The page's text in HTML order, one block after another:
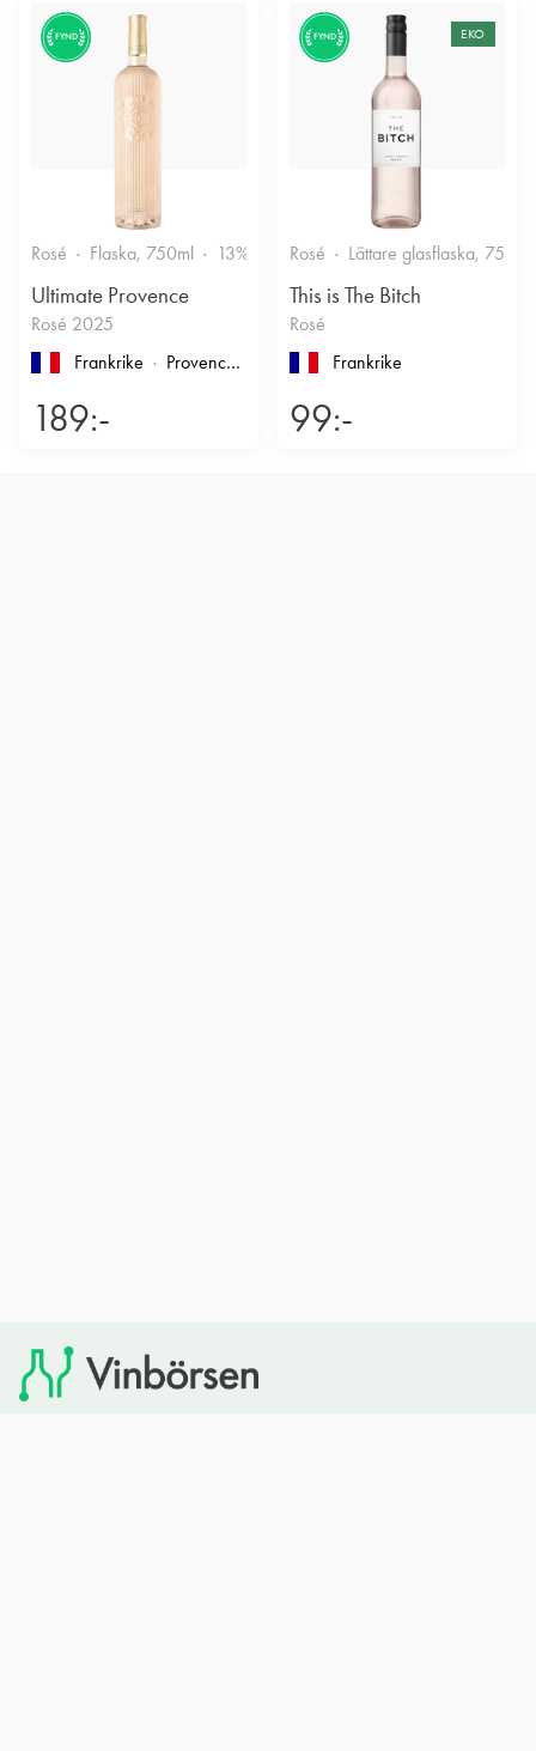
FYND
Rosé Flaska, 750ml 13% Friskt & Bärigt
Ultimate Provence
Rosé 2025
Frankrike
Provence , Côtes de Provence
189:-
FYND EKO
Rosé Lättare glasflaska, 750ml
This is The Bitch
Rosé
Frankrike
99:-